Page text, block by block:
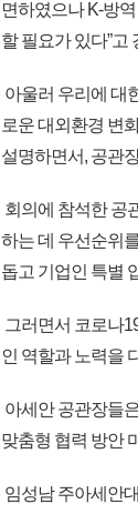
면하였으나 K-방
할 필요가 있다”고
아울러 우리에 대
로운 대외환경 변
설명하면서, 공관
회의에 참석한 공
하는 데 우선순위
돕고 기업인 특별
그러면서 코로나
인 역할과 노력을
아세안 공관장들
맞춤형 협력 방안
임성남 주아세안